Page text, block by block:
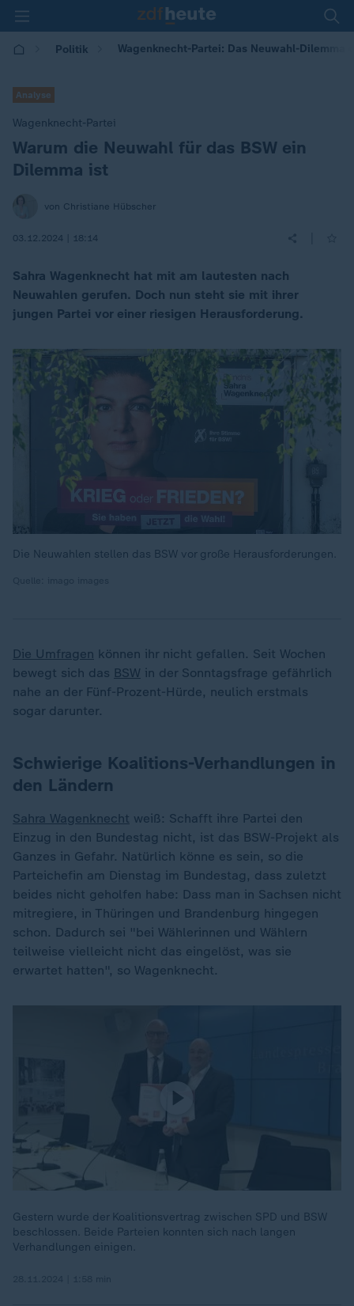
Politik Wagenknecht-Partei: Das Neuwahl-Dilemma
Analyse
Wagenknecht-Partei
:
Warum die Neuwahl für das BSW ein
Dilemma ist
von Christiane Hübscher
03.12.2024 | 18:14
Sahra Wagenknecht hat mit am lautesten nach
Neuwahlen gerufen. Doch nun steht sie mit ihrer
jungen Partei vor einer riesigen Herausforderung.
Die Neuwahlen stellen das BSW vor große Herausforderungen.
Die Umfragen können ihr nicht gefallen. Seit Wochen
bewegt sich das BSW in der Sonntagsfrage gefährlich
nahe an der Fünf-Prozent-Hürde, neulich erstmals
sogar darunter.
Schwierige Koalitions-Verhandlungen in
den Ländern
Sahra Wagenknecht weiß: Schafft ihre Partei den
Einzug in den Bundestag nicht, ist das BSW-Projekt als
Ganzes in Gefahr. Natürlich könne es sein, so die
Parteichefin am Dienstag im Bundestag, dass zuletzt
beides nicht geholfen habe: Dass man in Sachsen nicht
mitregiere, in Thüringen und Brandenburg hingegen
schon. Dadurch sei "bei Wählerinnen und Wählern
teilweise vielleicht nicht das eingelöst, was sie
erwartet hatten", so Wagenknecht.
Gestern wurde der Koalitionsvertrag zwischen SPD und BSW
beschlossen. Beide Parteien konnten sich nach langen
Verhandlungen einigen.